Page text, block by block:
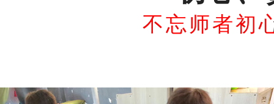
不忘师者初